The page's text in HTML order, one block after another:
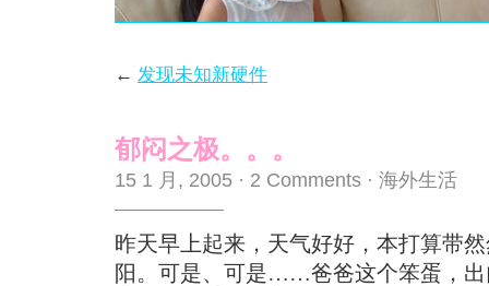
← 发现未知新硬件
郁闷之极。。。
15 1 月, 2005 · 2 Comments · 海外生活
昨天早上起来，天气好好，本打算带
阳。可是、可是……爸爸这个笨蛋，出